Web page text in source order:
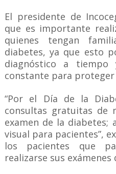
El presidente de
que es importante
quienes tengan
diabetes, ya que esto
diagnóstico a
constante para proteger
“Por el Día de la
consultas gratuitas de
examen de la diabetes;
visual para pacientes”,
los pacientes que
realizarse sus exámenes